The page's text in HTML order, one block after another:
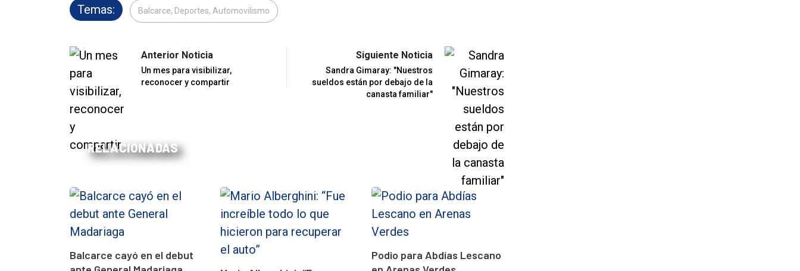
Temas: Balcarce, Deportes, Automovilismo
Anterior Noticia
Un mes para visibilizar,
reconocer y compartir
Siguiente Noticia
Sandra Gimaray: "Nuestros
sueldos están por debajo de la
canasta familiar"
RELACIONADAS
Balcarce cayó en el debut
Podio para Abdías Lescano